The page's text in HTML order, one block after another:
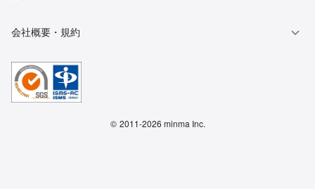
会社概要・規約
© 2011-2026 minma Inc.